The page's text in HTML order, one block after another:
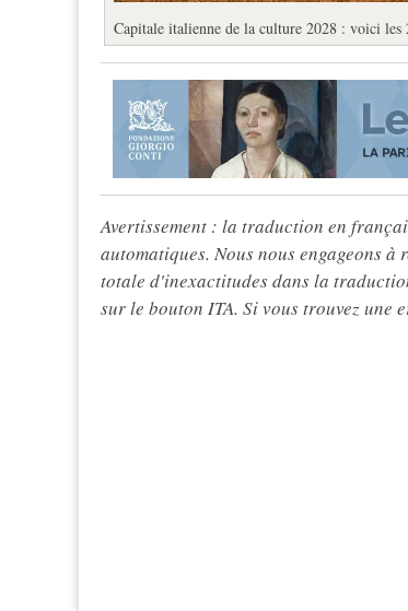
Capitale italienne de la culture 2028 : voici les
Avertissement : la traduction en
automatiques. Nous nous engageons
totale d'inexactitudes dans la
sur le bouton ITA. Si vous trouvez une